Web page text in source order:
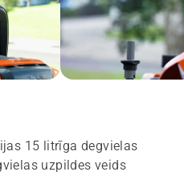
15 litrīga degvielas
uzpildes veids